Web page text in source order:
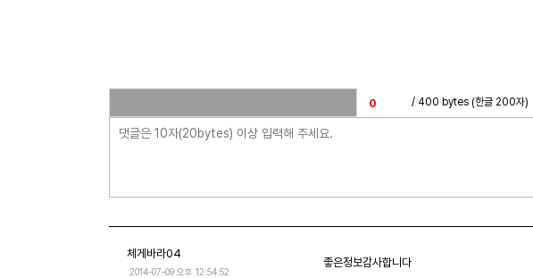
/ 400 bytes (한글 200자)
체게바라04
2014-07-09 오후 12:54:52
좋은정보감사합니다